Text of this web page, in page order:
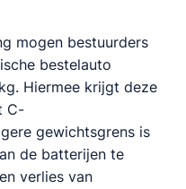
mogen bestuurders
bestelauto
Hiermee krijgt deze
C-
gewichtsgrens is
de batterijen te
verlies van